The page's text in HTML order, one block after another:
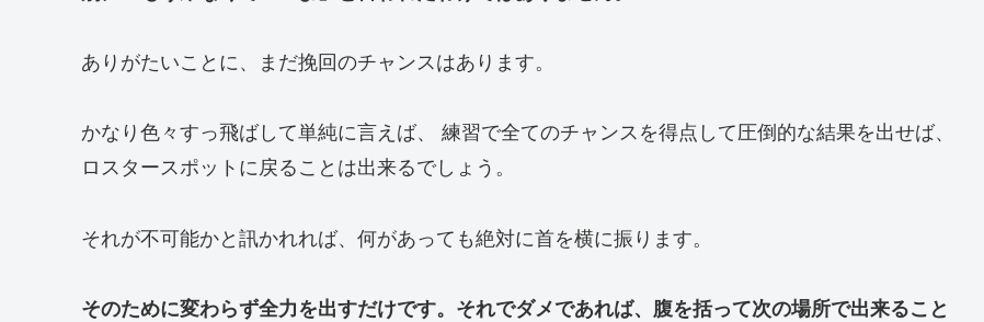
ありがたいことに、まだ挽回のチャンスはあります。
かなり色々すっ飛ばして単純に言えば、 練習で全てのチャンスを得点して圧倒的な結果を出せば、
ロスタースポットに戻ることは出来るでしょう。
それが不可能かと訊かれれば、何があっても絶対に首を横に振ります。
そのために変わらず全力を出すだけです。それでダメであれば、腹を括って次の場所で出来ること